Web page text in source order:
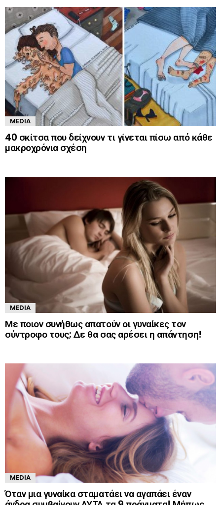
MEDIA
40 σκίτσα που δείχνουν τι γίνεται πίσω από κάθε
μακροχρόνια σχέση
MEDIA
Με ποιον συνήθως απατούν οι γυναίκες τον
σύντροφο τους; Δε θα σας αρέσει η απάντηση!
MEDIA
Όταν μια γυναίκα σταματάει να αγαπάει έναν